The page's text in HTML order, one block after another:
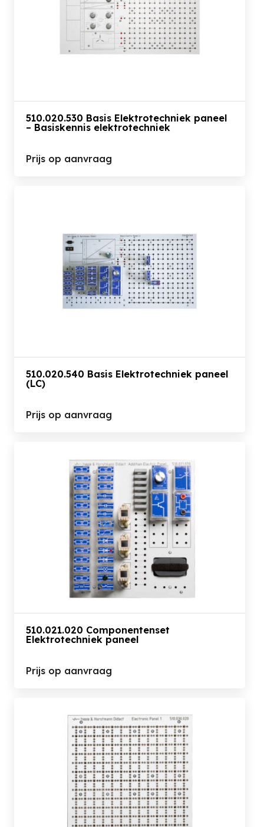
510.020.530 Basis Elektrotechniek paneel
– Basiskennis elektrotechniek
Prijs op aanvraag
510.020.540 Basis Elektrotechniek paneel
(LC)
Prijs op aanvraag
510.021.020 Componentenset
Elektrotechniek paneel
Prijs op aanvraag